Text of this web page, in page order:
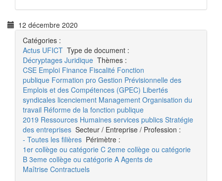
12 décembre 2020
Catégories :
Actus UFICT Type de document :
Décryptages Juridique Thèmes :
CSE Emploi Finance Fiscalité Fonction
publique Formation pro Gestion Prévisionnelle des
Emplois et des Compétences (GPEC) Libertés
syndicales licenciement Management Organisation du
travail Réforme de la fonction publique
2019 Ressources Humaines services publics Stratégie
des entreprises Secteur / Entreprise / Profession :
- Toutes les filières Périmètre :
1er collège ou catégorie C 2eme collège ou catégorie
B 3eme collège ou catégorie A Agents de
Maîtrise Contractuels